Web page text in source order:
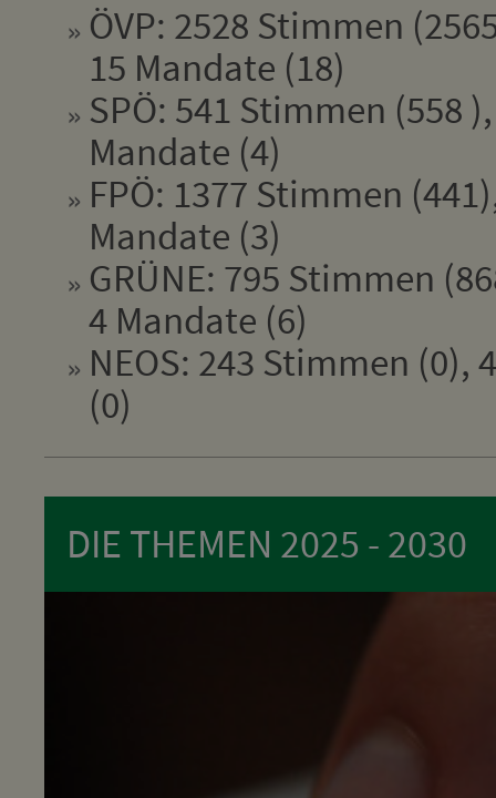
ÖVP: 2528 Stimmen
15 Mandate (18)
SPÖ: 541 Stimmen (558
Mandate (4)
FPÖ: 1377 Stimmen
Mandate (3)
GRÜNE: 795 Stimmen
4 Mandate (6)
NEOS: 243 Stimmen (0),
(0)
DIE THEMEN 2025 - 2030